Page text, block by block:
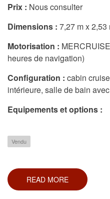
Prix : Nous consulter
Dimensions : 7,27 m x 2,53
Motorisation :
heures de navigation)
Configuration : cabin
intérieure, salle de bain
Equipements et options :
Vendu
READ MORE ABOUT
RAY